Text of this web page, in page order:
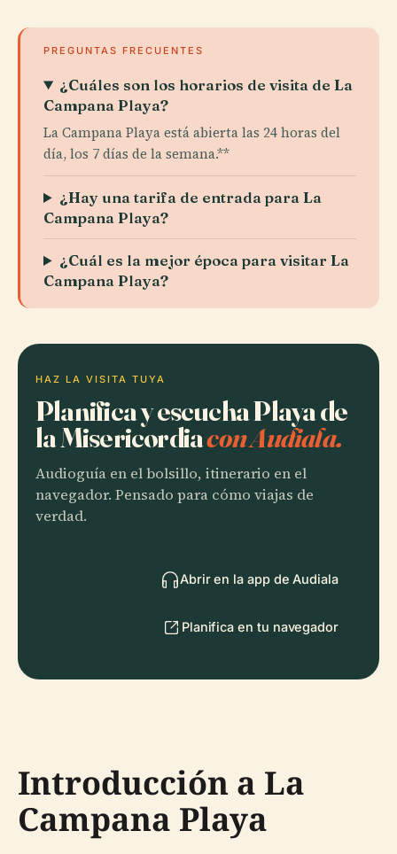
PREGUNTAS FRECUENTES
¿Cuáles son los horarios de visita de La
Campana Playa?
La Campana Playa está abierta las 24 horas del
día, los 7 días de la semana.**
¿Hay una tarifa de entrada para La
Campana Playa?
¿Cuál es la mejor época para visitar La
Campana Playa?
HAZ LA VISITA TUYA
Planifica y escucha Playa de
la Misericordiacon Audiala.
Audioguía en el bolsillo, itinerario en el
navegador. Pensado para cómo viajas de
verdad.
Abrir en la app de Audiala
Planifica en tu navegador
Introducción a La
Campana Playa